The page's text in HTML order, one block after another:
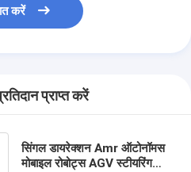
करें
प्राप्त करें
सिंगल डायरेक्शन Amr ऑटोनॉमस
मोबाइल रोबोट्स AGV स्टीयरिंग